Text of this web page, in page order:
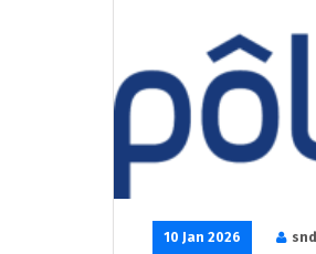
10 Jan 2026